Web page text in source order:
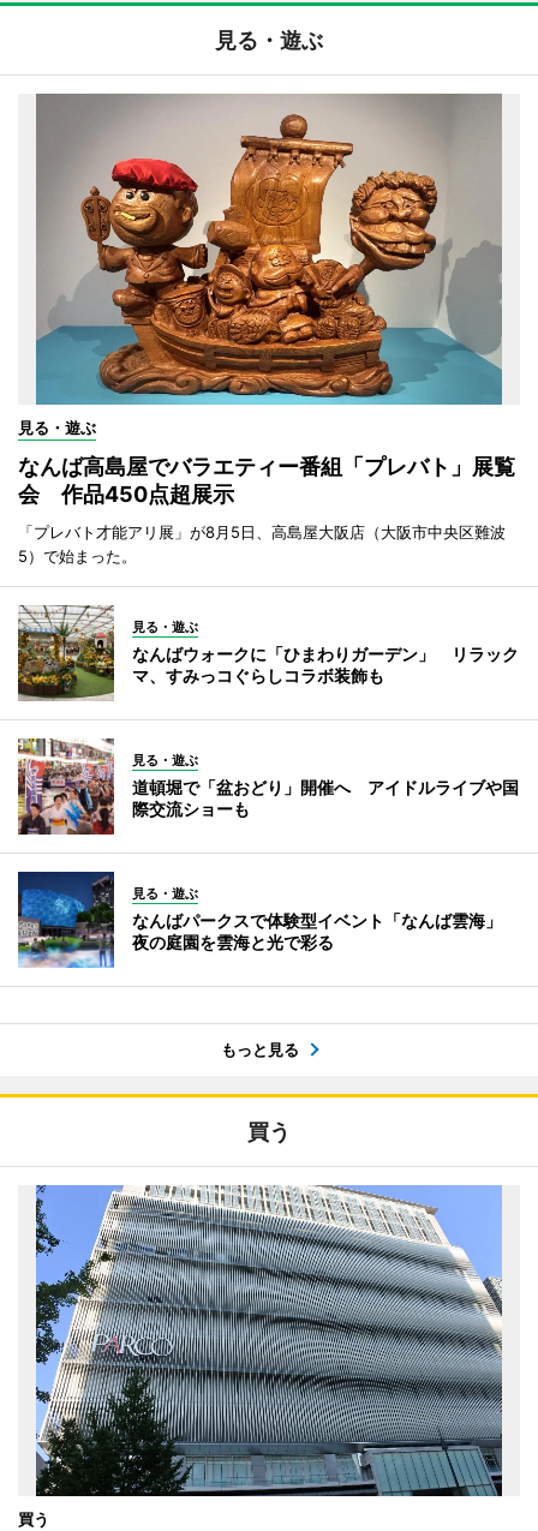
見る・遊ぶ
見る・遊ぶ
なんば高島屋でバラエティー番組「プレバト」展覧
会 作品450点超展示
「プレバト才能アリ展」が8月5日、高島屋大阪店（大阪市中央区難波
5）で始まった。
見る・遊ぶ
なんばウォークに「ひまわりガーデン」 リラック
マ、すみっコぐらしコラボ装飾も
見る・遊ぶ
道頓堀で「盆おどり」開催へ アイドルライブや国
際交流ショーも
見る・遊ぶ
なんばパークスで体験型イベント「なんば雲海」
夜の庭園を雲海と光で彩る
もっと見る
買う
買う